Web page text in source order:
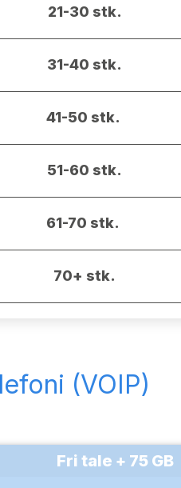
21-30 stk.
31-40 stk.
41-50 stk.
51-60 stk.
61-70 stk.
70+ stk.
(VOIP)
Fri tale + 75 GB